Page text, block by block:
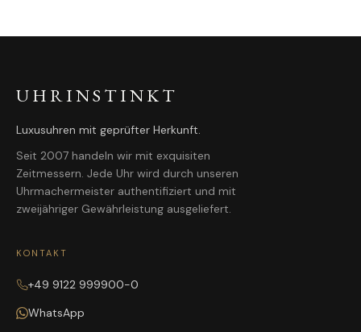
UHRINSTINKT
Luxusuhren mit geprüfter Herkunft.
Seit 2007 handeln wir mit exquisiten
Zeitmessern. Jede Uhr wird durch unseren
Uhrmachermeister authentifiziert und mit
zweijähriger Gewährleistung ausgeliefert.
KONTAKT
+49 9122 999900-0
WhatsApp